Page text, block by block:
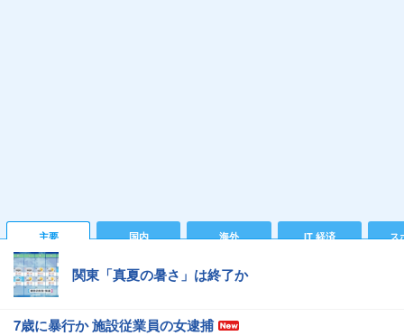
主要 国内 海外 IT 経済 ス
関東「真夏の暑さ」は終了か
7歳に暴行か 施設従業員の女逮捕